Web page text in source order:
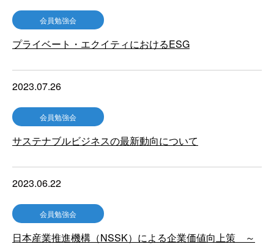
会員勉強会
プライベート・エクイティにおけるESG
2023.07.26
会員勉強会
サステナブルビジネスの最新動向について
2023.06.22
会員勉強会
日本産業推進機構（NSSK）による企業価値向上策 ～